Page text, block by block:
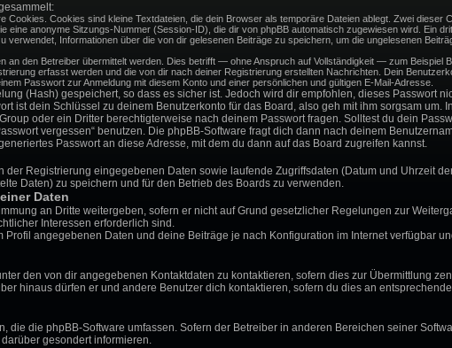
Cookies. Cookies sind kleine Textdateien, die dein Browser als temporäre Dateien ablegt. Zwei dieser
eine anonyme Sitzungs-Nummer (Session-ID), die dir von phpBB automatisch zugewiesen wird. Ein
verwendet, Informationen über die von dir gelesenen Beiträge zu speichern, um die ungelesenen
an den Betreiber übermittelt werden. Dies betrifft — ohne Anspruch auf Vollständigkeit — zum Beispiel
erfasst werden und die von dir nach deiner Registrierung erstellten Nachrichten. Dein
Passwort zur Anmeldung mit diesem Konto und einer persönlichen und gültigen E-Mail-Adresse.
(Hash) gespeichert, so dass es sicher ist. Jedoch wird dir empfohlen, dieses Passwort
ist dein Schlüssel zu deinem Benutzerkonto für das Board, also geh mit ihm sorgsam um.
oder ein Dritter berechtigterweise nach deinem Passwort fragen. Solltest du dein
vergessen“ benutzen. Die phpBB-Software fragt dich dann nach deinem
Passwort an diese Adresse, mit dem du dann auf das Board zugreifen kannst.
der Registrierung eingegebenen Daten sowie laufende Zugriffsdaten (Datum und Uhrzeit
Daten) zu speichern und für den Betrieb des Boards zu verwenden.
Daten
an Dritte weitergeben, sofern er nicht auf Grund gesetzlicher Regelungen zur
Interessen erforderlich sind.
Profil angegebenen Daten und deine Beiträge je nach Konfiguration im Internet verfügbar
den von dir angegebenen Kontaktdaten zu kontaktieren, sofern dies zur Übermittlung
hinaus dürfen er und andere Benutzer dich kontaktieren, sofern du dies an
die die phpBB-Software umfassen. Sofern der Betreiber in anderen Bereichen seiner
gesondert informieren.